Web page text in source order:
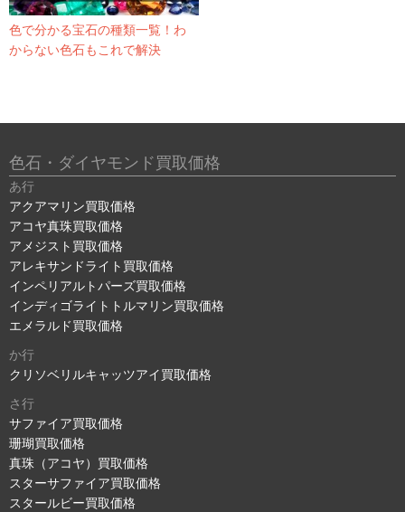
色で分かる宝石の種類一覧！わ
からない色石もこれで解決
色石・ダイヤモンド買取価格
あ行
アクアマリン買取価格
アコヤ真珠買取価格
アメジスト買取価格
アレキサンドライト買取価格
インペリアルトパーズ買取価格
インディゴライトトルマリン買取価格
エメラルド買取価格
か行
クリソベリルキャッツアイ買取価格
さ行
サファイア買取価格
珊瑚買取価格
真珠（アコヤ）買取価格
スターサファイア買取価格
スタールビー買取価格